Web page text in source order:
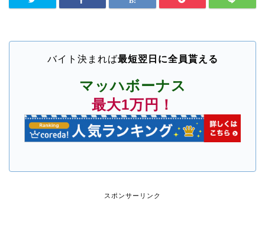
バイト決まれば最短翌日に全員貰える
マッハボーナス
最大1万円！
スポンサーリンク